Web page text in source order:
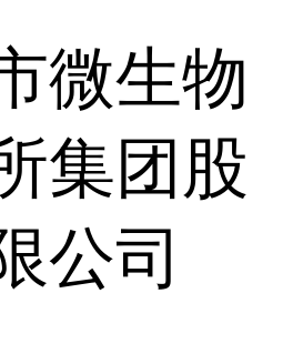
微生物
集团股
公司